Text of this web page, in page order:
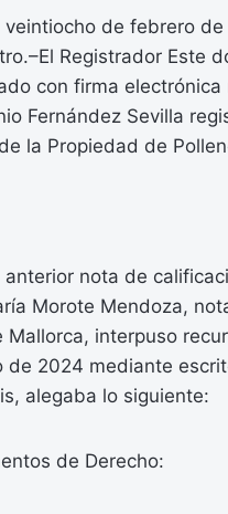
veintiocho de febrero
Registrador Este
con firma electrónica
Fernández Sevilla
la Propiedad de
anterior nota de
Morote Mendoza,
Mallorca, interpuso
de 2024 mediante
alegaba lo siguiente:
de Derecho: